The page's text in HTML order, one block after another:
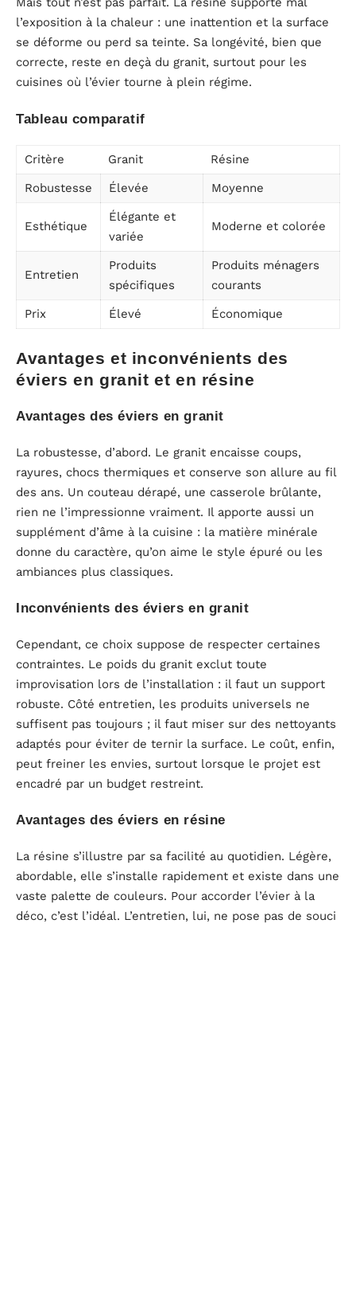
l’exposition à la chaleur : une inattention et la surface
se déforme ou perd sa teinte. Sa longévité, bien que
correcte, reste en deçà du granit, surtout pour les
cuisines où l’évier tourne à plein régime.
Tableau comparatif
Critère Granit
Résine
Robustesse
Élevée Moyenne
Esthétique
Élégante et
variée
Moderne et colorée
Entretien
Produits
spécifiques
Produits ménagers
courants
Prix
Élevé Économique
Avantages et inconvénients des
éviers en granit et en résine
Avantages des éviers en granit
La robustesse, d’abord. Le granit encaisse coups,
rayures, chocs thermiques et conserve son allure au fil
des ans. Un couteau dérapé, une casserole brûlante,
rien ne l’impressionne vraiment. Il apporte aussi un
supplément d’âme à la cuisine : la matière minérale
donne du caractère, qu’on aime le style épuré ou les
ambiances plus classiques.
Inconvénients des éviers en granit
Cependant, ce choix suppose de respecter certaines
contraintes. Le poids du granit exclut toute
improvisation lors de l’installation : il faut un support
robuste. Côté entretien, les produits universels ne
suffisent pas toujours ; il faut miser sur des nettoyants
adaptés pour éviter de ternir la surface. Le coût, enfin,
peut freiner les envies, surtout lorsque le projet est
encadré par un budget restreint.
Avantages des éviers en résine
La résine s’illustre par sa facilité au quotidien. Légère,
abordable, elle s’installe rapidement et existe dans une
vaste palette de couleurs. Pour accorder l’évier à la
déco, c’est l’idéal. L’entretien, lui, ne pose pas de souci